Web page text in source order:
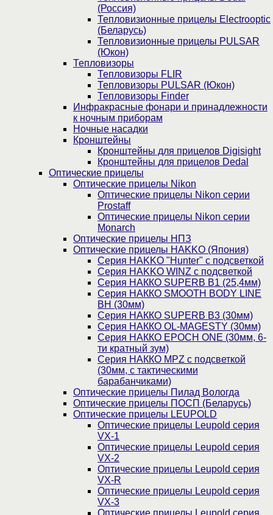
(Россия)
Тепловизионные прицелы Electrooptic
(Беларусь)
Тепловизионные прицелы PULSAR
(Юкон)
Тепловизоры
Тепловизоры FLIR
Тепловизоры PULSAR (Юкон)
Тепловизоры Finder
Инфракрасные фонари и принадлежности
к ночным приборам
Ночные насадки
Кронштейны
Кронштейны для прицелов Digisight
Кронштейны для прицелов Dedal
Оптические прицелы
Оптические прицелы Nikon
Оптические прицелы Nikon серии
Prostaff
Оптические прицелы Nikon серии
Monarch
Оптические прицелы НПЗ
Оптические прицелы HAKKO (Япония)
Cерия HAKKO "Hunter" с подсветкой
Серия НAKKO WINZ с подсветкой
Серия НАККО SUPERB B1 (25,4мм)
Серия НАККО SMOOTH BODY LINE
BH (30мм)
Серия НАККО SUPERB B3 (30мм)
Серия НАККО OL-MAGESTY (30мм)
Серия НАККО EPOCH ONE (30мм, 6-
ти кратный зум)
Серия НАККО MPZ с подсветкой
(30мм, c тактическими
барабанчиками)
Оптические прицелы Пилад Вологда
Оптические прицелы ПОСП (Беларусь)
Оптические прицелы LEUPOLD
Оптические прицелы Leupold серия
VX-1
Оптические прицелы Leupold серия
VX-2
Оптические прицелы Leupold серия
VX-R
Оптические прицелы Leupold серия
VX-3